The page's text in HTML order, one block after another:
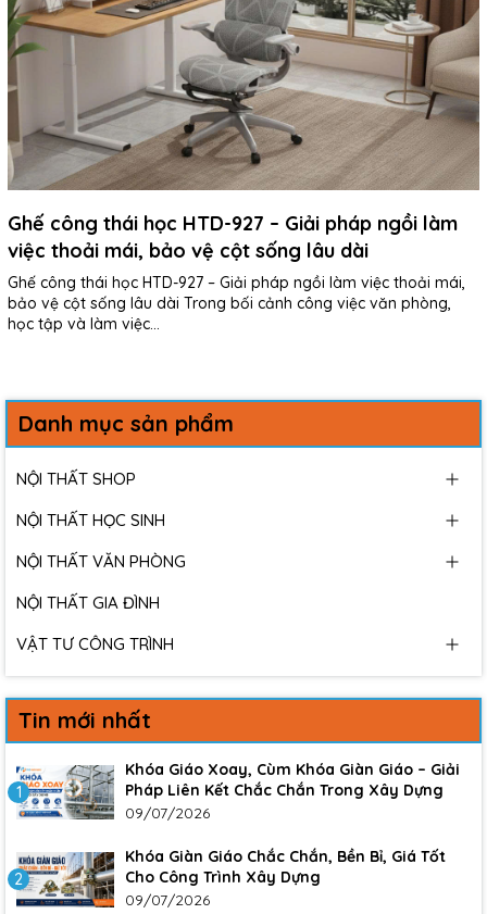
Ghế công thái học HTD-927 – Giải pháp ngồi làm
việc thoải mái, bảo vệ cột sống lâu dài
Ghế công thái học HTD-927 – Giải pháp ngồi làm việc thoải mái,
bảo vệ cột sống lâu dài Trong bối cảnh công việc văn phòng,
học tập và làm việc...
Danh mục sản phẩm
NỘI THẤT SHOP
NỘI THẤT HỌC SINH
NỘI THẤT VĂN PHÒNG
NỘI THẤT GIA ĐÌNH
VẬT TƯ CÔNG TRÌNH
Tin mới nhất
1
Khóa Giáo Xoay, Cùm Khóa Giàn Giáo – Giải
Pháp Liên Kết Chắc Chắn Trong Xây Dựng
09/07/2026
2
Khóa Giàn Giáo Chắc Chắn, Bền Bỉ, Giá Tốt
Cho Công Trình Xây Dựng
09/07/2026